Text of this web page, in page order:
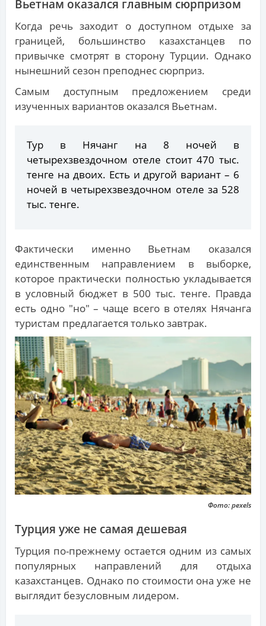
Вьетнам оказался главным сюрпризом
Когда речь заходит о доступном отдыхе за
границей, большинство казахстанцев по
привычке смотрят в сторону Турции. Однако
нынешний сезон преподнес сюрприз.
Самым доступным предложением среди
изученных вариантов оказался Вьетнам.
Тур в Нячанг на 8 ночей в
четырехзвездочном отеле стоит 470 тыс.
тенге на двоих. Есть и другой вариант – 6
ночей в четырехзвездочном отеле за 528
тыс. тенге.
Фактически именно Вьетнам оказался
единственным направлением в выборке,
которое практически полностью укладывается
в условный бюджет в 500 тыс. тенге. Правда
есть одно "но" – чаще всего в отелях Нячанга
туристам предлагается только завтрак.
Фото: pexels
Турция уже не самая дешевая
Турция по-прежнему остается одним из самых
популярных направлений для отдыха
казахстанцев. Однако по стоимости она уже не
выглядит безусловным лидером.